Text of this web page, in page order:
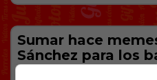
Sumar hace
Sánchez para los
campaña por las